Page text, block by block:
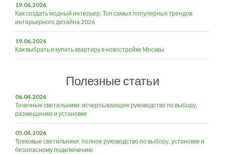
19.06.2026
Как создать модный интерьер: Топ самых популярных трендов
интерьерного дизайна 2026
19.06.2026
Как выбрать и купить квартиру в новостройке Москвы
Полезные статьи
06.04.2026
Точечные светильники: исчерпывающее руководство по выбору,
размещению и установке
05.04.2026
Трековые светильники: полное руководство по выбору, установке и
безопасному подключению